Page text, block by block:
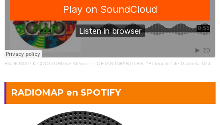
RADIOMAP & COOLTURITAS México · POETAS INFANTILES- "Botoncito" de Gabriela Mistral (2)
RADIOMAP en SPOTIFY